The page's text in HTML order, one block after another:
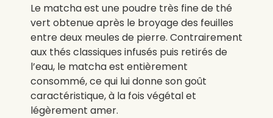
Le matcha est une poudre très fine de thé
vert obtenue après le broyage des feuilles
entre deux meules de pierre. Contrairement
aux thés classiques infusés puis retirés de
l’eau, le matcha est entièrement
consommé, ce qui lui donne son goût
caractéristique, à la fois végétal et
légèrement amer.